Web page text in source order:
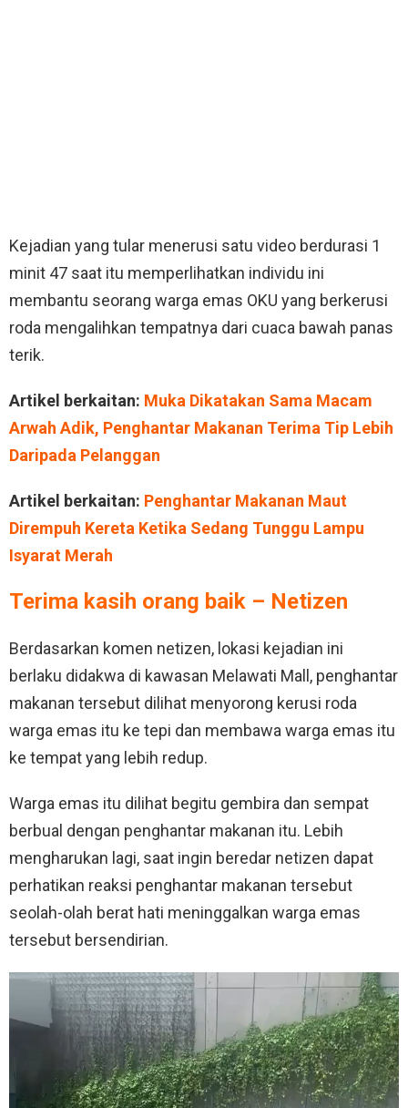
Kejadian yang tular menerusi satu video berdurasi 1
minit 47 saat itu memperlihatkan individu ini
membantu seorang warga emas OKU yang berkerusi
roda mengalihkan tempatnya dari cuaca bawah panas
terik.
Artikel berkaitan: Muka Dikatakan Sama Macam
Arwah Adik, Penghantar Makanan Terima Tip Lebih
Daripada Pelanggan
Artikel berkaitan: Penghantar Makanan Maut
Dirempuh Kereta Ketika Sedang Tunggu Lampu
Isyarat Merah
Terima kasih orang baik – Netizen
Berdasarkan komen netizen, lokasi kejadian ini
berlaku didakwa di kawasan Melawati Mall, penghantar
makanan tersebut dilihat menyorong kerusi roda
warga emas itu ke tepi dan membawa warga emas itu
ke tempat yang lebih redup.
Warga emas itu dilihat begitu gembira dan sempat
berbual dengan penghantar makanan itu. Lebih
mengharukan lagi, saat ingin beredar netizen dapat
perhatikan reaksi penghantar makanan tersebut
seolah-olah berat hati meninggalkan warga emas
tersebut bersendirian.
V
o